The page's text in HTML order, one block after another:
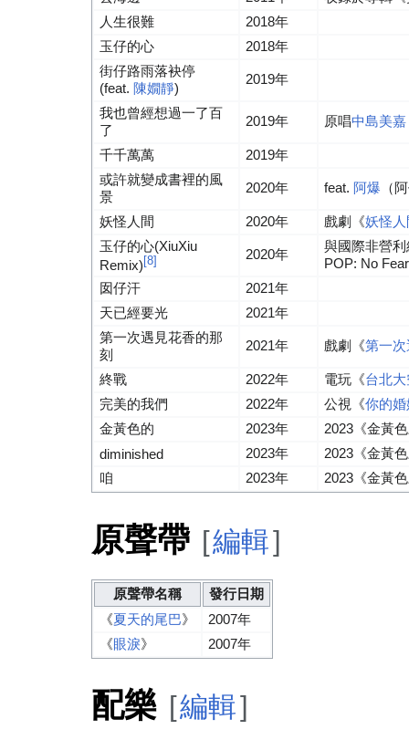
人生很難
2018年
玉仔的心
2018年
街仔路雨落袂停
(feat. 陳嫺靜)
2019年
我也曾經想過一了百
了
2019年 原唱中島美嘉
千千萬萬
2019年
或許就變成書裡的風
景
2020年 feat. 阿爆 （
妖怪人間 2020年 戲劇《妖怪人
玉仔的心(XiuXiu
Remix) [8] 2020年
與國際非營
POP: No
囡仔汗
2021年
天已經要光
2021年
第一次遇見花香的那
刻
2021年 戲劇《第一
終戰 2022年 電玩《台北
完美的我們
2022年 公視《你的
金黃色的
2023年
2023《金黃
diminished
2023年
2023《金黃
咱
2023年 2023《金黃
原聲帶 [編輯]
原聲帶名稱
發行日期
《夏天的尾巴》
2007年
《眼淚》 2007年
配樂 [編輯]